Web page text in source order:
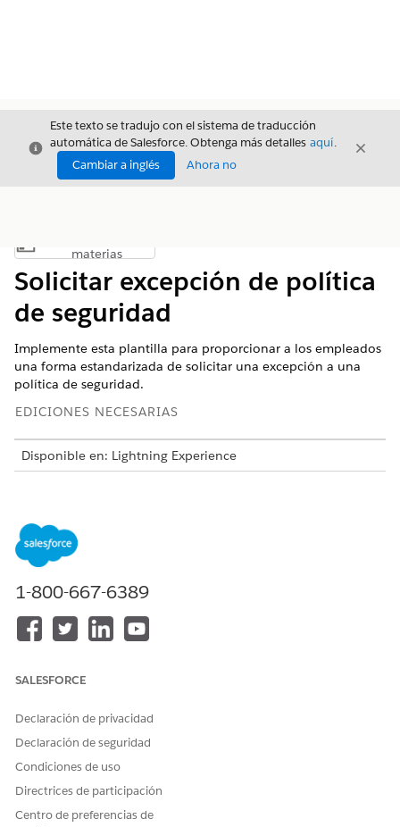
Cerrar
Este texto se tradujo con el sistema de traducción
automática de Salesforce. Obtenga más detalles aquí.
Cambiar a inglés
Ahora no
Cerrar
Mostrar índice de materias
materias
Solicitar excepción de política
de seguridad
Implemente esta plantilla para proporcionar a los empleados
una forma estandarizada de solicitar una excepción a una
política de seguridad.
EDICIONES NECESARIAS
Disponible en: Lightning Experience
Esta plantilla crea un registro de solicitud de servicio que
captura detalles de usuario esenciales para una realización
Atributos de admisión
El formulario de admisión para esta plantilla captura estos
Detalles de excepción: Los detalles específicos, el ámbito y
solicitada.
Justificación de negocio: El motivo de negocio de la
excepción, proporcionado para respaldar la evaluación de
riesgo.
Información adicional: Cualquier información adicional
relevante para la solicitud de excepción.
1-800-667-6389
SALESFORCE
Declaración de privacidad
Declaración de seguridad
Condiciones de uso
Directrices de participación
Centro de preferencias de